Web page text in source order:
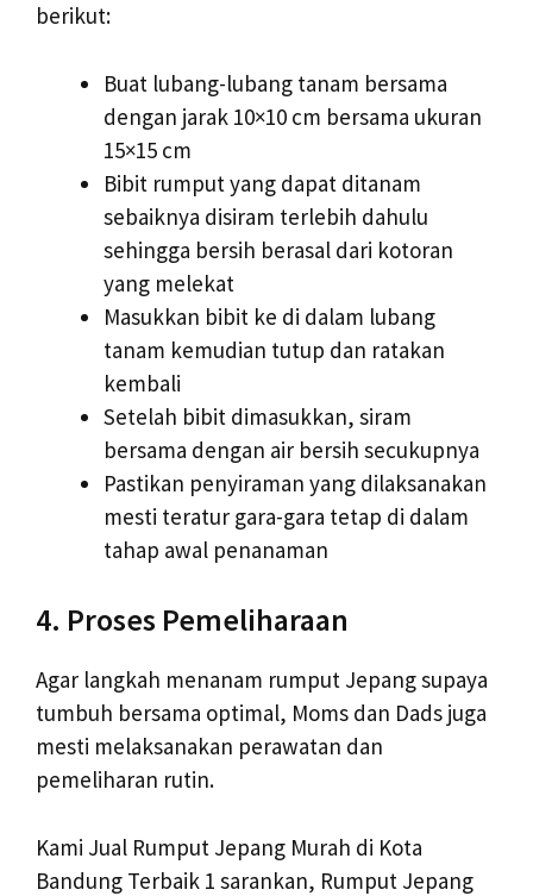
berikut:
Buat lubang-lubang tanam bersama
dengan jarak 10×10 cm bersama ukuran
15×15 cm
Bibit rumput yang dapat ditanam
sebaiknya disiram terlebih dahulu
sehingga bersih berasal dari kotoran
yang melekat
Masukkan bibit ke di dalam lubang
tanam kemudian tutup dan ratakan
kembali
Setelah bibit dimasukkan, siram
bersama dengan air bersih secukupnya
Pastikan penyiraman yang dilaksanakan
mesti teratur gara-gara tetap di dalam
tahap awal penanaman
4. Proses Pemeliharaan
Agar langkah menanam rumput Jepang supaya
tumbuh bersama optimal, Moms dan Dads juga
mesti melaksanakan perawatan dan
pemeliharan rutin.
Kami Jual Rumput Jepang Murah di Kota
Bandung Terbaik 1 sarankan, Rumput Jepang